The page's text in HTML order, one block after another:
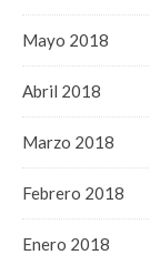
Mayo 2018
Abril 2018
Marzo 2018
Febrero 2018
Enero 2018